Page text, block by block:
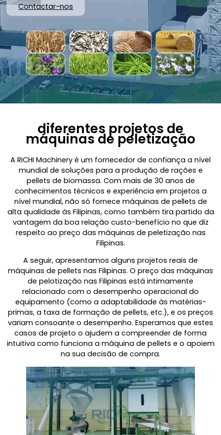
Contactar-nos
diferentes projetos de
máquinas de peletização
A RICHI Machinery é um fornecedor de confiança a nível
mundial de soluções para a produção de rações e
pellets de biomassa. Com mais de 30 anos de
conhecimentos técnicos e experiência em projetos a
nível mundial, não só fornece máquinas de pellets de
alta qualidade às Filipinas, como também tira partido da
vantagem da boa relação custo-benefício no que diz
respeito ao preço das máquinas de peletização nas
Filipinas.
A seguir, apresentamos alguns projetos reais de
máquinas de pellets nas Filipinas. O preço das máquinas
de pelotização nas Filipinas está intimamente
relacionado com o desempenho operacional do
equipamento (como a adaptabilidade às matérias-
primas, a taxa de formação de pellets, etc.), e os preços
variam consoante o desempenho. Esperamos que estes
casos de projeto o ajudem a compreender de forma
intuitiva como funciona a máquina de pellets e o apoiem
na sua decisão de compra.